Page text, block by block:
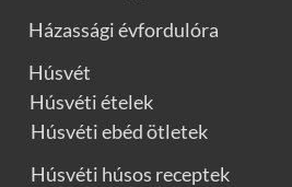
Házassági évfordulóra
Húsvét
Húsvéti ételek
Húsvéti ebéd ötletek
Húsvéti húsos receptek